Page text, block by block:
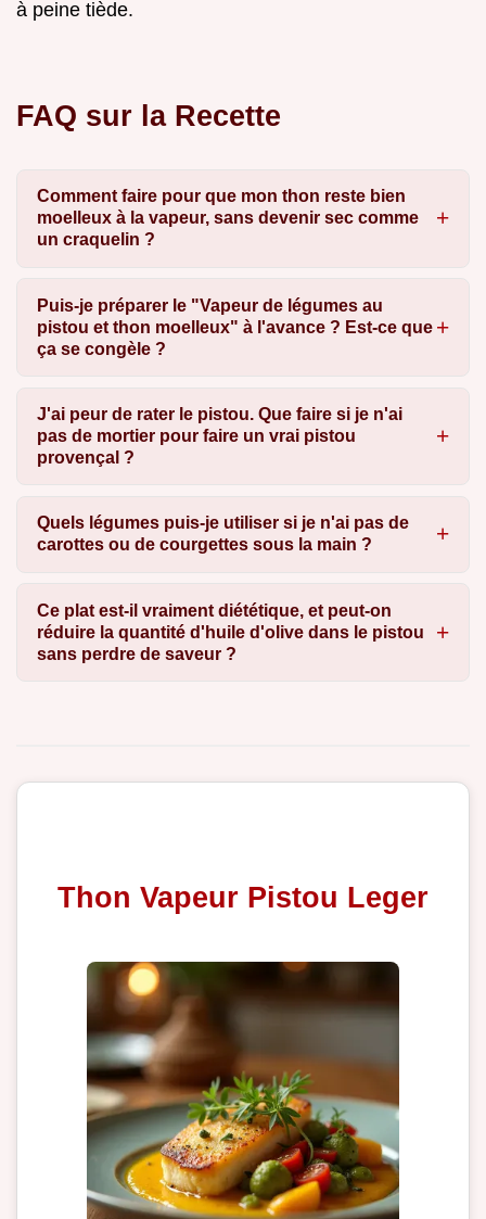
à peine tiède.
FAQ sur la Recette
Comment faire pour que mon thon reste bien
moelleux à la vapeur, sans devenir sec comme
un craquelin ?
Puis-je préparer le "Vapeur de légumes au
pistou et thon moelleux" à l'avance ? Est-ce que
ça se congèle ?
J'ai peur de rater le pistou. Que faire si je n'ai
pas de mortier pour faire un vrai pistou
provençal ?
Quels légumes puis-je utiliser si je n'ai pas de
carottes ou de courgettes sous la main ?
Ce plat est-il vraiment diététique, et peut-on
réduire la quantité d'huile d'olive dans le pistou
sans perdre de saveur ?
Thon Vapeur Pistou Leger